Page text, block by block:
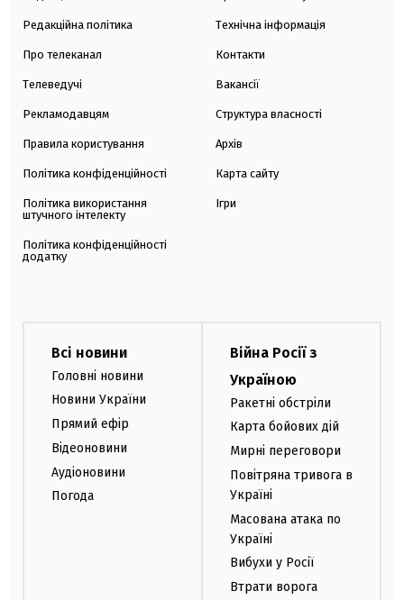
Редакційна політика
Про телеканал
Телеведучі
Рекламодавцям
Правила користування
Політика конфіденційності
Політика використання
штучного інтелекту
Політика конфіденційності
додатку
Технічна інформація
Контакти
Вакансії
Структура власності
Архів
Карта сайту
Ігри
Всі новини
Головні новини
Новини України
Прямий ефір
Відеоновини
Аудіоновини
Погода
Війна Росії з
Україною
Ракетні обстріли
Карта бойових дій
Мирні переговори
Повітряна тривога в
Україні
Масована атака по
Україні
Вибухи у Росії
Втрати ворога